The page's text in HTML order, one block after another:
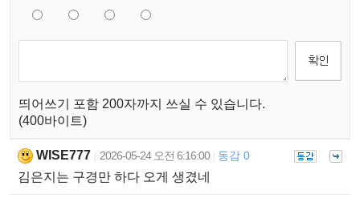
띄어쓰기 포함 200자까지 쓰실 수 있습니다.
(400바이트)
WISE777 2026-05-24 오전 6:16:00 동감 0
김은지는 구경만 하다 오게 생겼네